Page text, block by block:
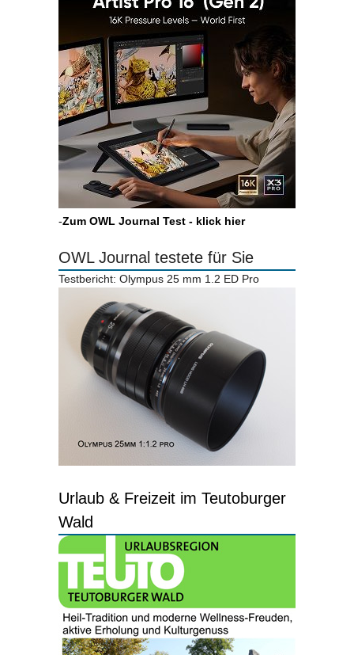
-Zum OWL Journal Test - klick hier
OWL Journal testete für Sie
Testbericht: Olympus 25 mm 1.2 ED Pro
Urlaub & Freizeit im Teutoburger
Wald